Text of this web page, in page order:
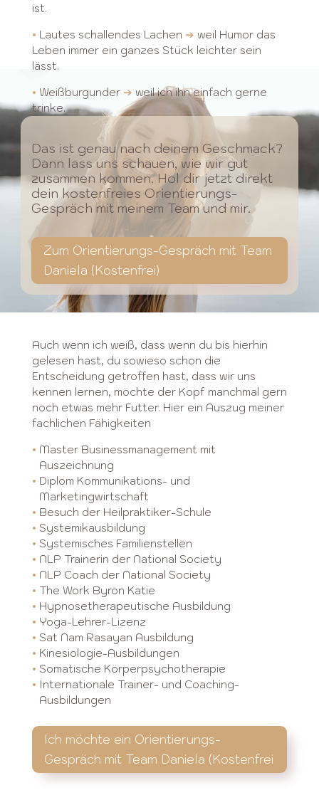
ist.
• Lautes schallendes Lachen ➔ weil Humor das
Leben immer ein ganzes Stück leichter sein
lässt.
• Weißburgunder ➔ weil ich ihn einfach gerne
trinke.
Das ist genau nach deinem Geschmack?
Dann lass uns schauen, wie wir gut
zusammen kommen. Hol dir jetzt direkt
dein kostenfreies Orientierungs-
Gespräch mit meinem Team und mir.
Zum Orientierungs-Gespräch mit Team
Daniela (Kostenfrei)
Auch wenn ich weiß, dass wenn du bis hierhin
gelesen hast, du sowieso schon die
Entscheidung getroffen hast, dass wir uns
kennen lernen, möchte der Kopf manchmal gern
noch etwas mehr Futter. Hier ein Auszug meiner
fachlichen Fähigkeiten
• Master Businessmanagement mit
Auszeichnung
• Diplom Kommunikations- und
Marketingwirtschaft
• Besuch der Heilpraktiker-Schule
• Systemikausbildung
• Systemisches Familienstellen
• NLP Trainerin der National Society
• NLP Coach der National Society
• The Work Byron Katie
• Hypnosetherapeutische Ausbildung
• Yoga-Lehrer-Lizenz
• Sat Nam Rasayan Ausbildung
• Kinesiologie-Ausbildungen
• Somatische Körperpsychotherapie
• Internationale Trainer- und Coaching-
Ausbildungen
Ich möchte ein Orientierungs-
Gespräch mit Team Daniela (Kostenfrei